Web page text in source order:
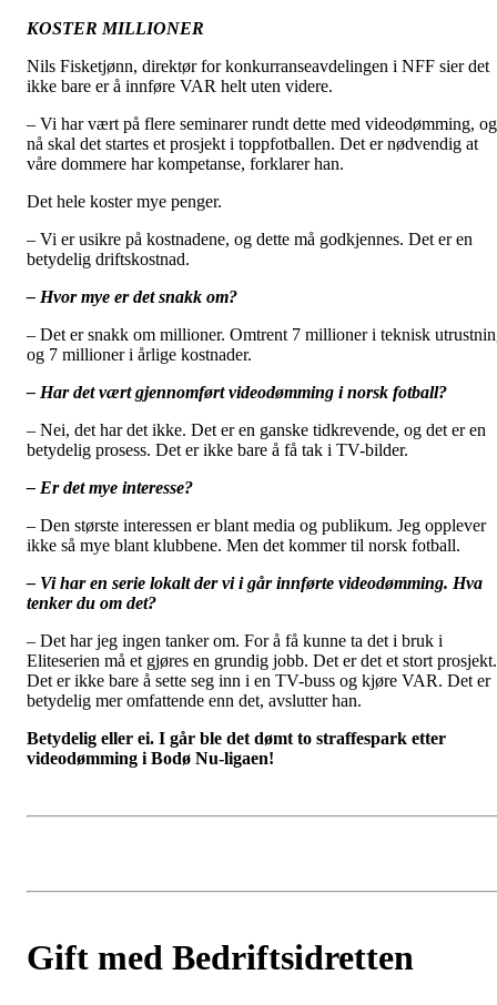
KOSTER MILLIONER
Nils Fisketjønn, direktør for konkurranseavdelingen i NFF sier det
ikke bare er å innføre VAR helt uten videre.
– Vi har vært på flere seminarer rundt dette med videodømming, og
nå skal det startes et prosjekt i toppfotballen. Det er nødvendig at
våre dommere har kompetanse, forklarer han.
Det hele koster mye penger.
– Vi er usikre på kostnadene, og dette må godkjennes. Det er en
betydelig driftskostnad.
– Hvor mye er det snakk om?
– Det er snakk om millioner. Omtrent 7 millioner i teknisk
og 7 millioner i årlige kostnader.
– Har det vært gjennomført videodømming i norsk fotball?
– Nei, det har det ikke. Det er en ganske tidkrevende, og det er en
betydelig prosess. Det er ikke bare å få tak i TV-bilder.
– Er det mye interesse?
– Den største interessen er blant media og publikum. Jeg opplever
ikke så mye blant klubbene. Men det kommer til norsk fotball.
– Vi har en serie lokalt der vi i går innførte videodømming. Hva
tenker du om det?
– Det har jeg ingen tanker om. For å få kunne ta det i bruk i
Eliteserien må et gjøres en grundig jobb. Det er det et stort prosjekt.
Det er ikke bare å sette seg inn i en TV-buss og kjøre VAR. Det er
betydelig mer omfattende enn det, avslutter han.
Betydelig eller ei. I går ble det dømt to straffespark etter
videodømming i Bodø Nu-ligaen!
Gift med Bedriftsidretten